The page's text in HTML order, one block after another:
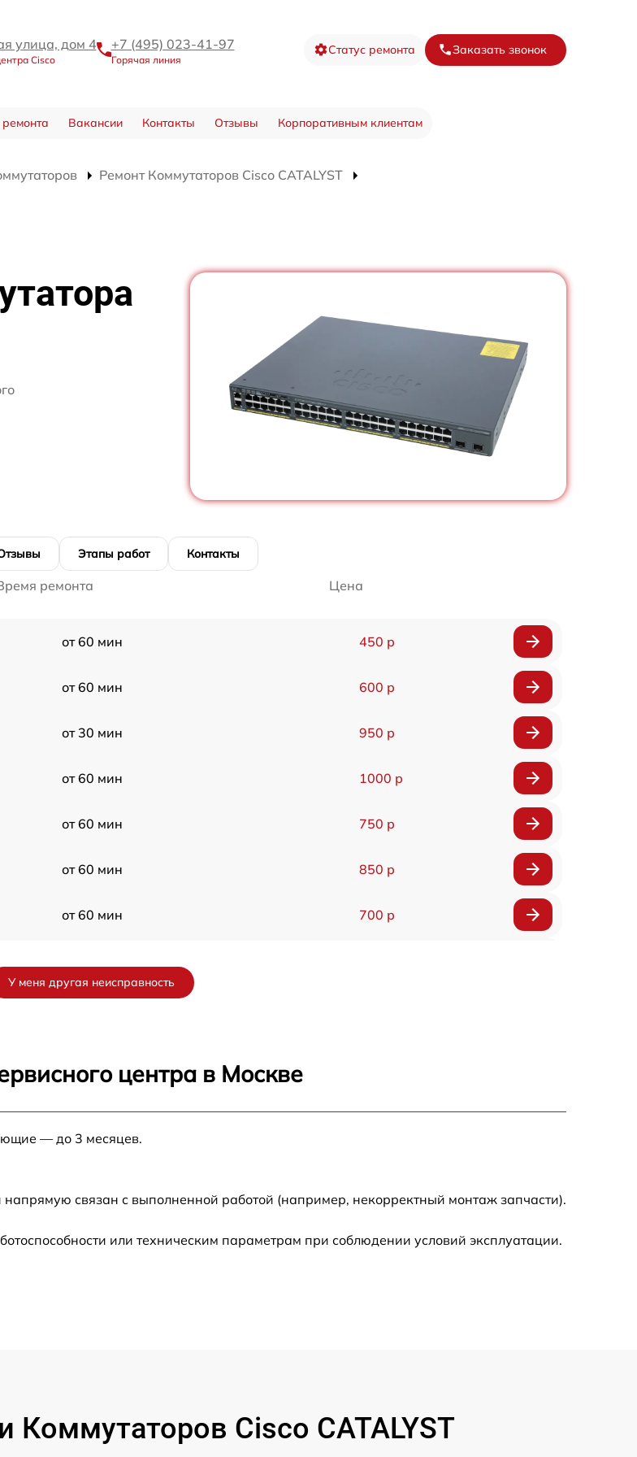
улица, дом 4
Cisco
+7 (495) 023-41-97
Горячая линия
Статус ремонта Заказать звонок
Вакансии Контакты Отзывы Корпоративным клиентам
Ремонт Коммутаторов Cisco CATALYST
Этапы работ Контакты
ремонта Цена
от 60 мин 450 р
от 60 мин 600 р
от 30 мин 950 р
от 60 мин 1000 р
от 60 мин 750 р
от 60 мин 850 р
от 60 мин 700 р
от 60 мин
от 30 мин 1600 р
600 р
У меня другая неисправность
центра в Москве
— до 3 месяцев.
связан с выполненной работой (например, некорректный монтаж запчасти).
или техническим параметрам при соблюдении условий эксплуатации.
Cisco CATALYST